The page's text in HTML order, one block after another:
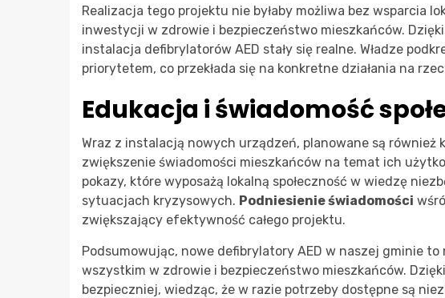
Realizacja tego projektu nie byłaby możliwa bez wsparcia
inwestycji w zdrowie i bezpieczeństwo mieszkańców.
instalacja defibrylatorów AED stały się realne. Władze
priorytetem, co przekłada się na konkretne działania na
Edukacja i świadomość
Wraz z instalacją nowych urządzeń, planowane są również
zwiększenie świadomości mieszkańców na temat ich
pokazy, które wyposażą lokalną społeczność w wiedzę
sytuacjach kryzysowych. Podniesienie świadomości
zwiększający efektywność całego projektu.
Podsumowując, nowe defibrylatory AED w naszej gminie
wszystkim w zdrowie i bezpieczeństwo mieszkańców.
bezpieczniej, wiedząc, że w razie potrzeby dostępne są